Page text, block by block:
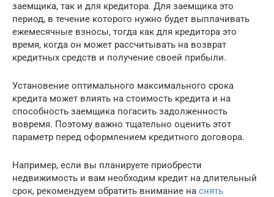
заемщика, так и для кредитора. Для заемщика это
период, в течение которого нужно будет выплачивать
ежемесячные взносы, тогда как для кредитора это
время, когда он может рассчитывать на возврат
кредитных средств и получение своей прибыли.
Установение оптимального максимального срока
кредита может влиять на стоимость кредита и на
способность заемщика погасить задолженность
вовремя. Поэтому важно тщательно оценить этот
параметр перед оформлением кредитного договора.
Например, если вы планируете приобрести
недвижимость и вам необходим кредит на длительный
срок, рекомендуем обратить внимание на снять